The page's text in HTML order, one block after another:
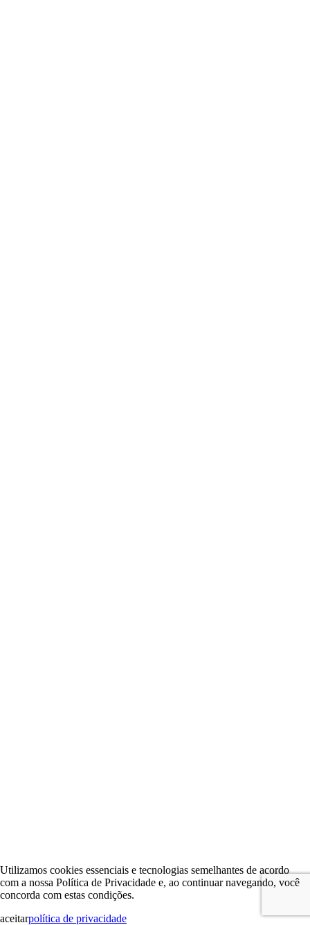
Utilizamos cookies essenciais e tecnologias semelhantes de acordo
com a nossa Política de Privacidade e, ao continuar navegando, você
concorda com estas condições.
aceitarpolítica de privacidade